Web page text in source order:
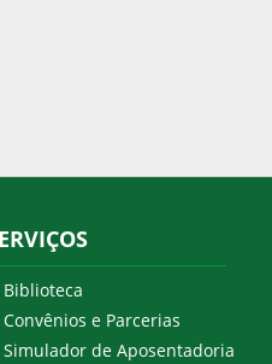
Biblioteca
Convênios e Parcerias
Simulador de Aposentadoria